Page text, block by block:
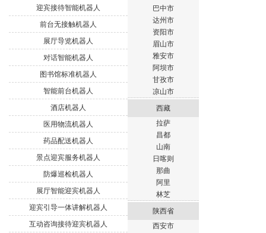
迎宾接待智能机器人
前台无接触机器人
展厅导览机器人
对话智能机器人
图书馆标准机器人
智能前台机器人
酒店机器人
医用物流机器人
药品配送机器人
景点迎宾服务机器人
防爆巡检机器人
展厅智能迎宾机器人
迎宾引导一体讲解机器人
互动咨询接待迎宾机器人
巴中市
达州市
资阳市
眉山市
雅安市
阿坝市
甘孜市
凉山市
西藏
拉萨
昌都
山南
日喀则
那曲
阿里
林芝
陕西省
西安市